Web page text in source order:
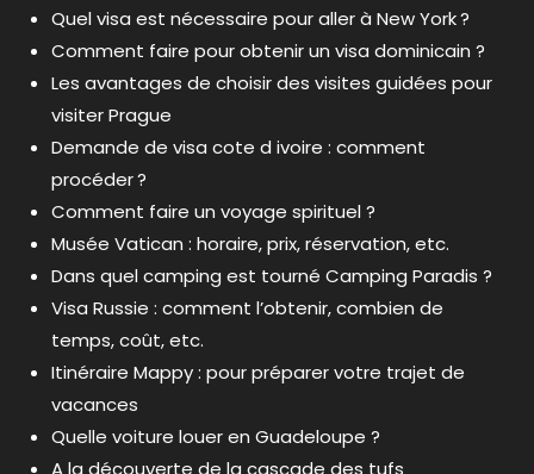
Quel visa est nécessaire pour aller à New York ?
Comment faire pour obtenir un visa dominicain ?
Les avantages de choisir des visites guidées pour
visiter Prague
Demande de visa cote d ivoire : comment
procéder ?
Comment faire un voyage spirituel ?
Musée Vatican : horaire, prix, réservation, etc.
Dans quel camping est tourné Camping Paradis ?
Visa Russie : comment l’obtenir, combien de
temps, coût, etc.
Itinéraire Mappy : pour préparer votre trajet de
vacances
Quelle voiture louer en Guadeloupe ?
A la découverte de la cascade des tufs